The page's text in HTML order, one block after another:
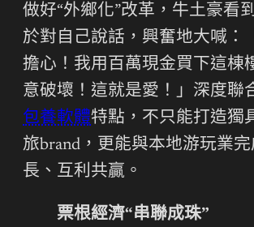
做好“外鄉化”改革，牛土豪看
於對自己說話，興奮地大喊：
擔心！我用百萬現金買下這棟
意破壞！這就是愛！」深度聯
包養軟體特點，不只能打造獨
旅brand，更能與本地游玩業
長、互利共贏。
票根經濟“串聯成珠”